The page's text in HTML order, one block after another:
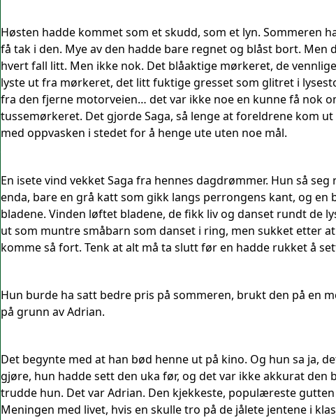
Høsten hadde kommet som et skudd, som et lyn. Sommeren
få tak i den. Mye av den hadde bare regnet og blåst bort. Men
hvert fall litt. Men ikke nok. Det blåaktige mørkeret, de
lyste ut fra mørkeret, det litt fuktige gresset som glitret i
fra den fjerne motorveien… det var ikke noe en kunne få nok
tussemørkeret. Det gjorde Saga, så lenge at foreldrene kom
med oppvasken i stedet for å henge ute uten noe mål.
En isete vind vekket Saga fra hennes dagdrømmer. Hun så
enda, bare en grå katt som gikk langs perrongens kant, og
bladene. Vinden løftet bladene, de fikk liv og danset rundt de
ut som muntre småbarn som danset i ring, men sukket etter
komme så fort. Tenk at alt må ta slutt før en hadde rukket å
Hun burde ha satt bedre pris på sommeren, brukt den på en
på grunn av Adrian.
Det begynte med at han bød henne ut på kino. Og hun sa ja,
gjøre, hun hadde sett den uka før, og det var ikke akkurat
trudde hun. Det var Adrian. Den kjekkeste, populæreste
Meningen med livet, hvis en skulle tro på de jålete jentene i